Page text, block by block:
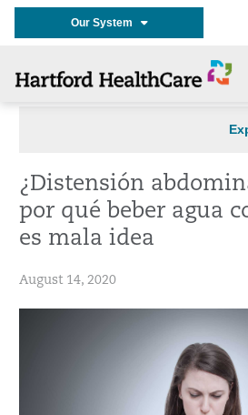
Our System
¿Distensión
por qué beber agua
es mala idea
August 14, 2020